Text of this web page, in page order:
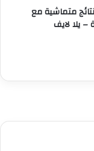
متماشية مع
يلا لايف